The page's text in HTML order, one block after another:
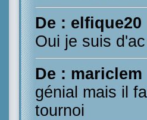
De : elfique20
Oui je suis
De : mariclem
génial mais il
tournoi